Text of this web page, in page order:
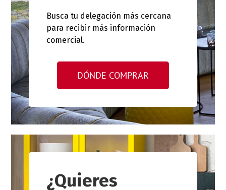
Busca tu delegación más cercana
para recibir más información
comercial.
DÓNDE COMPRAR
¿Quieres